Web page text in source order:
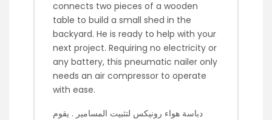
connects two pieces of a wooden
table to build a small shed in the
backyard. He is ready to help with your
next project. Requiring no electricity or
any battery, this pneumatic nailer only
needs an air compressor to operate
with ease.
دباسة هواء رونيكس لتثبيت المسامير . يقوم